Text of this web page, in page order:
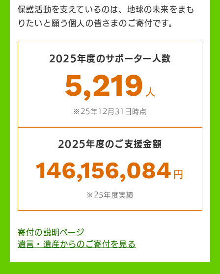
保護活動を支えているのは、地球の未来をまも
りたいと願う個人の皆さまのご寄付です。
2025年度のサポーター人数
5,219 人
※25年12月31日時点
2025年度のご支援金額
146,156,084 円
※25年度実績
寄付の説明ページ
遺言・遺産からのご寄付を見る